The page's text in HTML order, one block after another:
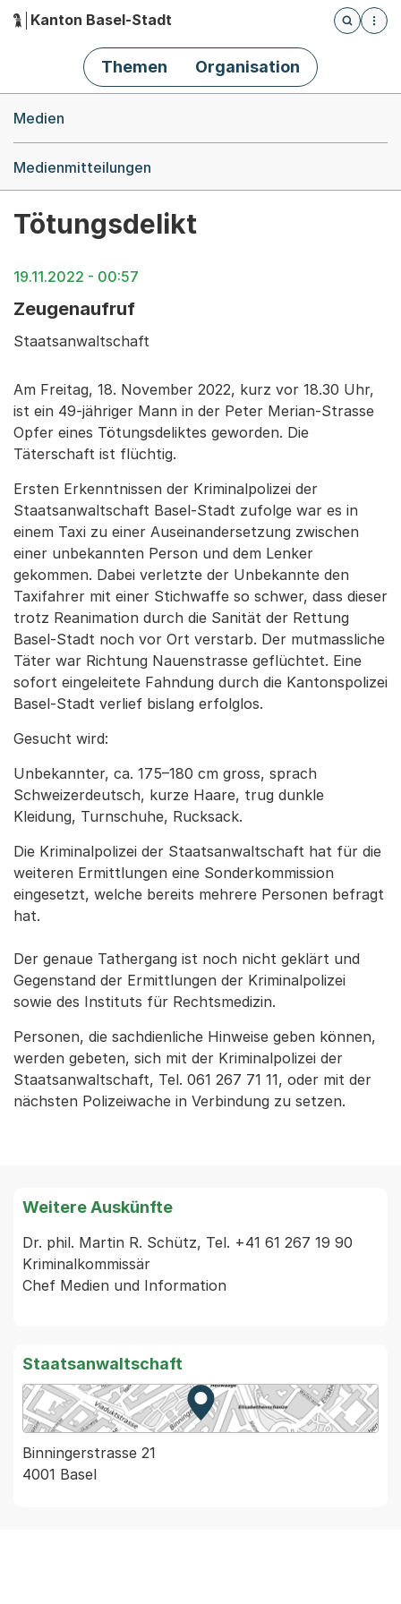
Hauptnavigation
Kanton Basel-Stadt
Öffnet
Themen Organisation
Medien
Medienmitteilungen
Tötungsdelikt
19.11.2022 - 00:57
Zeugenaufruf
Staatsanwaltschaft
Am Freitag, 18. November 2022, kurz vor 18.30 Uhr,
ist ein 49-jähriger Mann in der Peter Merian-Strasse
Opfer eines Tötungsdeliktes geworden. Die
Täterschaft ist flüchtig.
Ersten Erkenntnissen der Kriminalpolizei der
Staatsanwaltschaft Basel-Stadt zufolge war es in
einem Taxi zu einer Auseinandersetzung zwischen
einer unbekannten Person und dem Lenker
gekommen. Dabei verletzte der Unbekannte den
Taxifahrer mit einer Stichwaffe so schwer, dass dieser
trotz Reanimation durch die Sanität der Rettung
Basel-Stadt noch vor Ort verstarb. Der mutmassliche
Täter war Richtung Nauenstrasse geflüchtet. Eine
sofort eingeleitete Fahndung durch die Kantonspolizei
Basel-Stadt verlief bislang erfolglos.
Gesucht wird:
Unbekannter, ca. 175–180 cm gross, sprach
Schweizerdeutsch, kurze Haare, trug dunkle
Kleidung, Turnschuhe, Rucksack.
Die Kriminalpolizei der Staatsanwaltschaft hat für die
weiteren Ermittlungen eine Sonderkommission
eingesetzt, welche bereits mehrere Personen befragt
hat.
Der genaue Tathergang ist noch nicht geklärt und
Gegenstand der Ermittlungen der Kriminalpolizei
sowie des Instituts für Rechtsmedizin.
Personen, die sachdienliche Hinweise geben können,
werden gebeten, sich mit der Kriminalpolizei der
Staatsanwaltschaft, Tel. 061 267 71 11, oder mit der
nächsten Polizeiwache in Verbindung zu setzen.
Weitere Auskünfte
Dr. phil. Martin R. Schütz, Tel. +41 61 267 19 90
Kriminalkommissär
Chef Medien und Information
Staatsanwaltschaft
Zur Karte von MapBS.
Externer Link, wird in einem
Binningerstrasse 21
4001 Basel